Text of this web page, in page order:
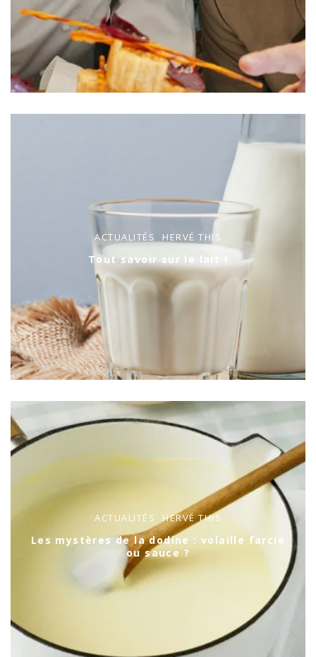
ACTUALITÉS HERVÉ THIS
Tout savoir sur le lait !
ACTUALITÉS HERVÉ THIS
Les mystères de la dodine : volaille farcie
ou sauce ?